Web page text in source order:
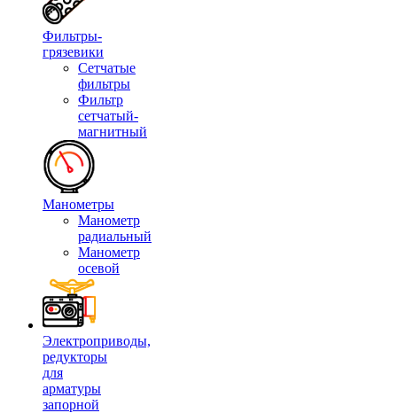
Фильтры-
грязевики
Сетчатые
фильтры
Фильтр
сетчатый-
магнитный
Манометры
Манометр
радиальный
Манометр
осевой
Электроприводы,
редукторы
для
арматуры
запорной